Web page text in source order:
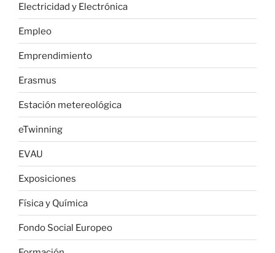
Electricidad y Electrónica
Empleo
Emprendimiento
Erasmus
Estación metereológica
eTwinning
EVAU
Exposiciones
Física y Química
Fondo Social Europeo